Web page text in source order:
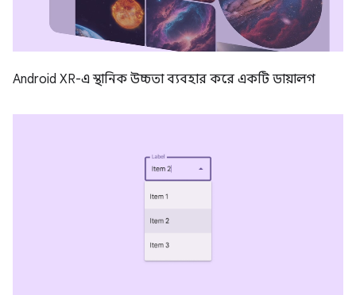
Android XR-এ স্থানিক উচ্চতা ব্যবহার করে একটি ডায়ালগ